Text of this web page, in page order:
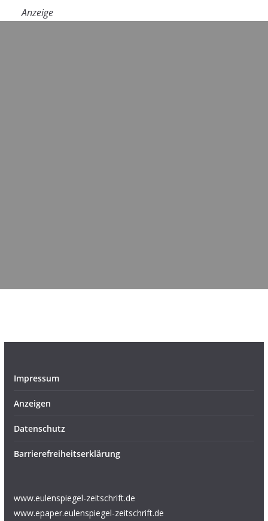
Anzeige
Impressum
Anzeigen
Datenschutz
Barrierefreiheitserklärung
www.eulenspiegel-zeitschrift.de
www.epaper.eulenspiegel-zeitschrift.de